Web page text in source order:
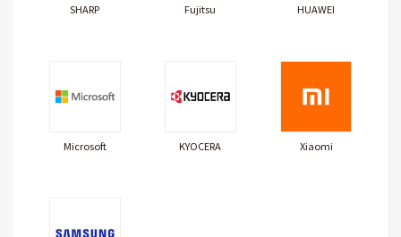
SHARP Fujitsu HUAWEI
Microsoft KYOCERA Xiaomi